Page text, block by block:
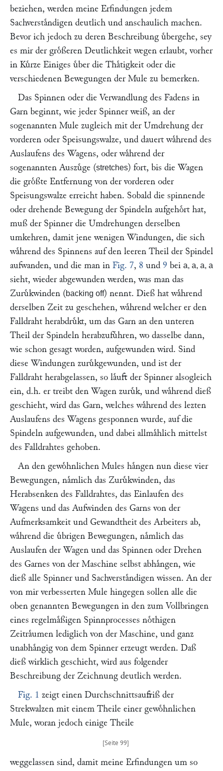
beziehen, werden meine Erfindungen jedem
Sachverstaͤndigen deutlich und anschaulich machen.
Bevor ich jedoch zu deren Beschreibung uͤbergehe, sey
es mir der groͤßeren Deutlichkeit wegen erlaubt, vorher
in Kuͤrze Einiges uͤber die Thaͤtigkeit oder die
verschiedenen Bewegungen der Mule zu bemerken.
Das Spinnen oder die Verwandlung des Fadens in
Garn beginnt, wie jeder Spinner weiß, an der
sogenannten Mule zugleich mit der Umdrehung der
vorderen oder Speisungswalze, und dauert waͤhrend des
Auslaufens des Wagens, oder waͤhrend der
sogenannten Auszuͤge (stretches) fort, bis die Wagen
die groͤßte Entfernung von der vorderen oder
Speisungswalze erreicht haben. Sobald die spinnende
oder drehende Bewegung der Spindeln aufgehoͤrt hat,
muß der Spinner die Umdrehungen derselben
umkehren, damit jene wenigen Windungen, die sich
waͤhrend des Spinnens auf den leeren Theil der Spindel
aufwanden, und die man in Fig. 7, 8 und 9 bei a, a, a, a
sieht, wieder abgewunden werden, was man das
Zuruͤkwinden (backing off) nennt. Dieß hat waͤhrend
derselben Zeit zu geschehen, waͤhrend welcher er den
Falldraht herabdruͤkt, um das Garn an den unteren
Theil der Spindeln herabzufuͤhren, wo dasselbe dann,
wie schon gesagt worden, aufgewunden wird. Sind
diese Windungen zuruͤkgewunden, und ist der
Falldraht herabgelassen, so laͤuft der Spinner alsogleich
ein, d.h. er treibt den Wagen zuruͤk, und waͤhrend dieß
geschieht, wird das Garn, welches waͤhrend des lezten
Auslaufens des Wagens gesponnen wurde, auf die
Spindeln aufgewunden, und dabei allmaͤhlich mittelst
des Falldrahtes gehoben.
An den gewoͤhnlichen Mules haͤngen nun diese vier
Bewegungen, naͤmlich das Zuruͤkwinden, das
Herabsenken des Falldrahtes, das Einlaufen des
Wagens und das Aufwinden des Garns von der
Aufmerksamkeit und Gewandtheit des Arbeiters ab,
waͤhrend die uͤbrigen Bewegungen, naͤmlich das
Auslaufen der Wagen und das Spinnen oder Drehen
des Garnes von der Maschine selbst abhaͤngen, wie
dieß alle Spinner und Sachverstaͤndigen wissen. An der
von mir verbesserten Mule hingegen sollen alle die
oben genannten Bewegungen in den zum Vollbringen
eines regelmaͤßigen Spinnprocesses noͤthigen
Zeitraͤumen lediglich von der Maschine, und ganz
unabhaͤngig von dem Spinner erzeugt werden. Daß
dieß wirklich geschieht, wird aus folgender
Beschreibung der Zeichnung deutlich werden.
Fig. 1 zeigt einen Durchschnittsaufriß der
Strekwalzen mit einem Theile einer gewoͤhnlichen
Mule, woran jedoch einige Theile
weggelassen sind, damit meine Erfindungen um so